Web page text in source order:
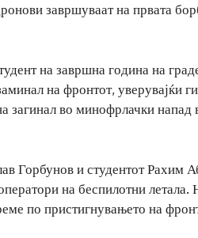
завршуваат на првата
на завршна година на
на фронтот, уверувајќи
загинал во минофрлачки напад
Горбунов и студентот Рахим
на беспилотни
по пристигнувањето на